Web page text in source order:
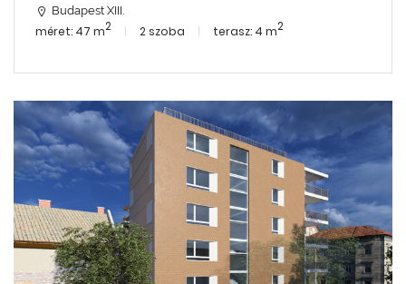
Budapest XIII.
méret: 47 m2 2 szoba terasz: 4 m2